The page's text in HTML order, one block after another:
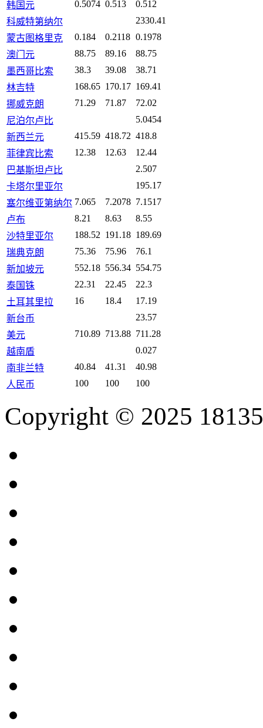
韩国元 0.5074 0.513
0.512
科威特第纳尔
2330.41
蒙古图格里克
0.184 0.2118 0.1978
澳门元
88.75 89.16
88.75
墨西哥比索
38.3 39.08
38.71
林吉特
168.65 170.17 169.41
挪威克朗
71.29 71.87
72.02
尼泊尔卢比
5.0454
新西兰元
415.59 418.72 418.8
菲律宾比索
12.38 12.63
12.44
巴基斯坦卢比
2.507
卡塔尔里亚尔
195.17
塞尔维亚第纳尔 7.065 7.2078 7.1517
卢布
8.21 8.63
8.55
沙特里亚尔
188.52 191.18 189.69
瑞典克朗
75.36 75.96
76.1
新加坡元
552.18 556.34 554.75
泰国铢
22.31 22.45
22.3
土耳其里拉
16 18.4
17.19
新台币
23.57
美元
710.89 713.88 711.28
越南盾
0.027
南非兰特
40.84 41.31
40.98
人民币
100 100 100
Copyright © 2025